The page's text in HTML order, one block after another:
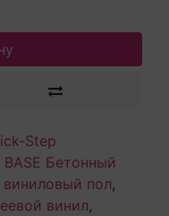
Step
Бетонный
виниловый пол,
винил,